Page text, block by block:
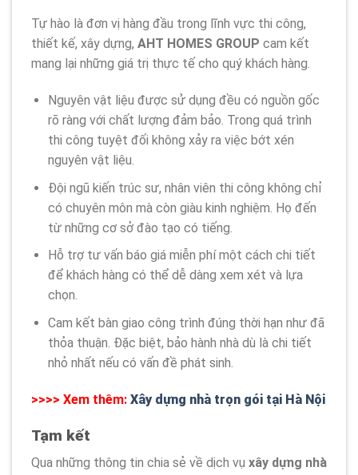
Tự hào là đơn vị hàng đầu trong lĩnh vực thi công,
thiết kế, xây dựng, AHT HOMES GROUP cam kết
mang lại những giá trị thực tế cho quý khách hàng.
Nguyên vật liệu được sử dụng đều có nguồn gốc
rõ ràng với chất lượng đảm bảo. Trong quá trình
thi công tuyệt đối không xảy ra việc bớt xén
nguyên vật liệu.
Đội ngũ kiến trúc sư, nhân viên thi công không chỉ
có chuyên môn mà còn giàu kinh nghiệm. Họ đến
từ những cơ sở đào tạo có tiếng.
Hỗ trợ tư vấn báo giá miễn phí một cách chi tiết
để khách hàng có thể dễ dàng xem xét và lựa
chọn.
Cam kết bàn giao công trình đúng thời hạn như đã
thỏa thuận. Đặc biệt, bảo hành nhà dù là chi tiết
nhỏ nhất nếu có vấn đề phát sinh.
>>>> Xem thêm: Xây dựng nhà trọn gói tại Hà Nội
Tạm kết
Qua những thông tin chia sẻ về dịch vụ xây dựng nhà